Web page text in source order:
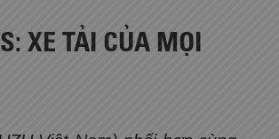
XE TẢI CỦA MỌI